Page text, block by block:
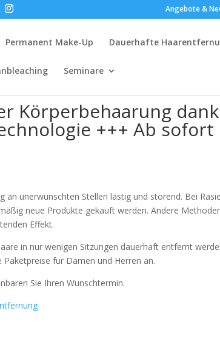
Angebote &
Permanent Make-Up Dauerhafte
Seminare
Körperbehaarung dank
+++ Ab sofort
an unerwünschten Stellen lästig und störend. Bei
neue Produkte gekauft werden. Andere
Effekt.
in nur wenigen Sitzungen dauerhaft entfernt
für Damen und Herren an.
Sie Ihren Wunschtermin.